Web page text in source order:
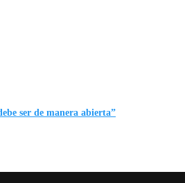
ser de manera abierta”